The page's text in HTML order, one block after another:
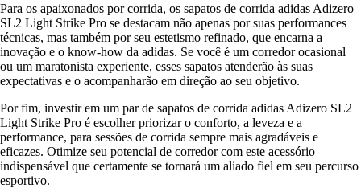
Para os apaixonados por corrida, os sapatos de corrida adidas Adizero
SL2 Light Strike Pro se destacam não apenas por suas performances
técnicas, mas também por seu estetismo refinado, que encarna a
inovação e o know-how da adidas. Se você é um corredor ocasional
ou um maratonista experiente, esses sapatos atenderão às suas
expectativas e o acompanharão em direção ao seu objetivo.
Por fim, investir em um par de sapatos de corrida adidas Adizero SL2
Light Strike Pro é escolher priorizar o conforto, a leveza e a
performance, para sessões de corrida sempre mais agradáveis e
eficazes. Otimize seu potencial de corredor com este acessório
indispensável que certamente se tornará um aliado fiel em seu percurso
esportivo.